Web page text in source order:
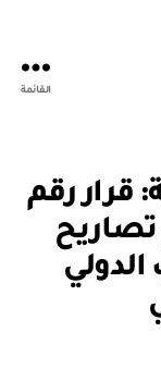
القائمة
قرار رقم
تصاريح